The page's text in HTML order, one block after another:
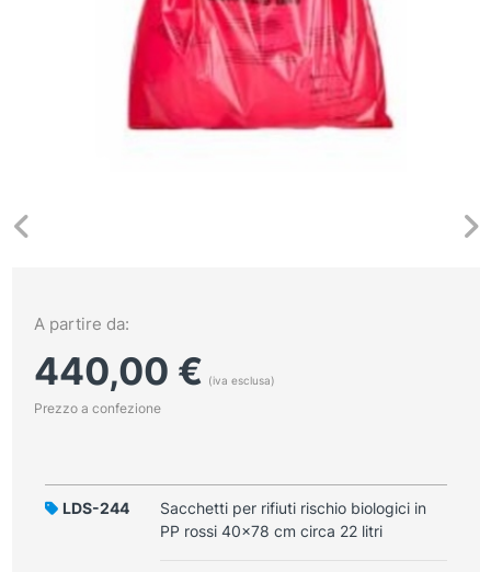
A partire da:
440,00 € (iva esclusa)
Prezzo a confezione
LDS-244
Sacchetti per rifiuti rischio biologici in
PP rossi 40x78 cm circa 22 litri